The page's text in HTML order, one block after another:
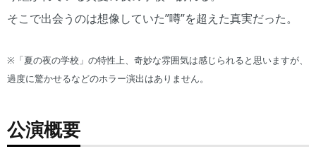
そこで出会うのは想像していた”噂”を超えた真実だった。
※「夏の夜の学校」の特性上、奇妙な雰囲気は感じられると思いますが、
過度に驚かせるなどのホラー演出はありません。
公演概要